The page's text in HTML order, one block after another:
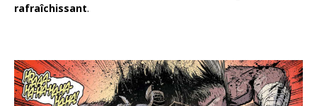
rafraîchissant.